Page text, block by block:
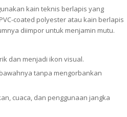
kain teknis berlapis yang
coated polyester atau kain berlapis
diimpor untuk menjamin mutu.
dan menjadi ikon visual.
tanpa mengorbankan
cuaca, dan penggunaan jangka